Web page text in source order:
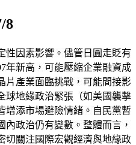
8
性因素影響。儘管日圓走貶有
年新高，可能壓縮企業融資成
片產業面臨挑戰，可能間接影
球地緣政治緊張（如美國襲擊
增添市場避險情緒。自民黨暫
政治仍有變數。整體而言，
切關注國際宏觀經濟與地緣政